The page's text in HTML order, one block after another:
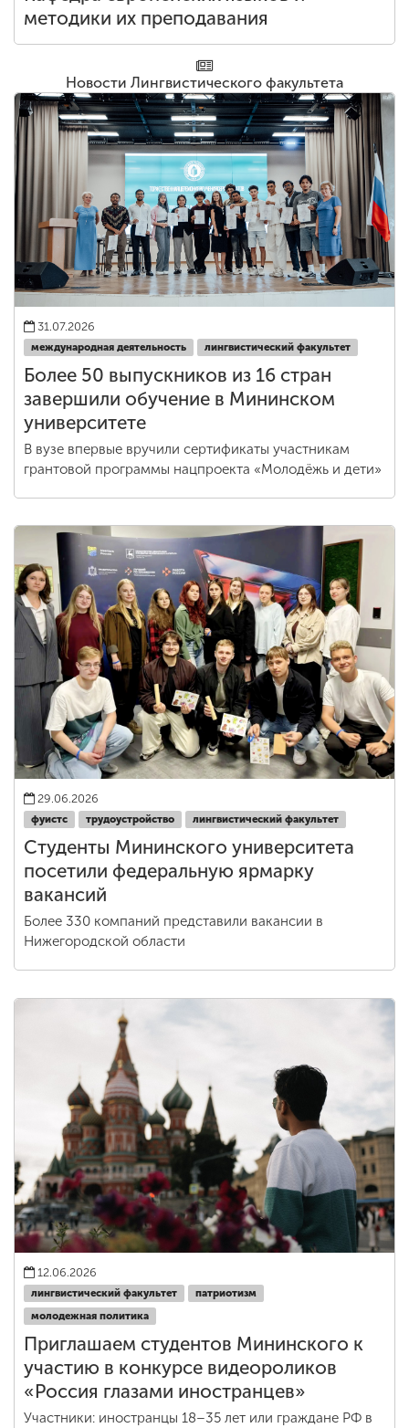
методики их преподавания
Новости Лингвистического факультета
31.07.2026
международная деятельность лингвистический факультет
Более 50 выпускников из 16 стран
завершили обучение в Мининском
университете
В вузе впервые вручили сертификаты участникам
грантовой программы нацпроекта «Молодёжь и дети»
29.06.2026
фуистс трудоустройство лингвистический факультет
Студенты Мининского университета
посетили федеральную ярмарку
вакансий
Более 330 компаний представили вакансии в
Нижегородской области
12.06.2026
лингвистический факультет
патриотизм
молодежная политика
Приглашаем студентов Мининского к
участию в конкурсе видеороликов
«Россия глазами иностранцев»
Участники: иностранцы 18–35 лет или граждане РФ в